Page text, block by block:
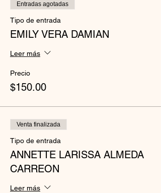
Entradas agotadas
Tipo de entrada
EMILY VERA DAMIAN
Leer más
Precio
$150.00
Venta finalizada
Tipo de entrada
ANNETTE LARISSA ALMEDA
CARREON
Leer más